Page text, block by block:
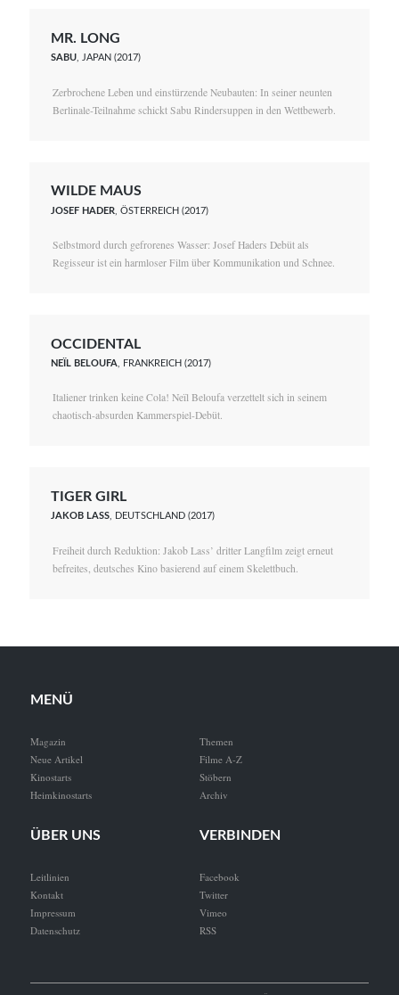
MR. LONG
SABU, JAPAN (2017)
Zerbrochene Leben und einstürzende Neubauten: In seiner neunten
Berlinale-Teilnahme schickt Sabu Rindersuppen in den Wettbewerb.
WILDE MAUS
JOSEF HADER , ÖSTERREICH (2017)
Selbstmord durch gefrorenes Wasser: Josef Haders Debüt als
Regisseur ist ein harmloser Film über Kommunikation und Schnee.
OCCIDENTAL
NEÏL BELOUFA , FRANKREICH (2017)
Italiener trinken keine Cola! Neïl Beloufa verzettelt sich in seinem
chaotisch-absurden Kammerspiel-Debüt.
TIGER GIRL
JAKOB LASS, DEUTSCHLAND (2017)
Freiheit durch Reduktion: Jakob Lass’ dritter Langfilm zeigt erneut
befreites, deutsches Kino basierend auf einem Skelettbuch.
MENÜ
Magazin
Neue Artikel
Kinostarts
Heimkinostarts
Themen
Filme A-Z
Stöbern
Archiv
ÜBER UNS
Leitlinien
Kontakt
Impressum
Datenschutz
VERBINDEN
Facebook
Twitter
Vimeo
RSS